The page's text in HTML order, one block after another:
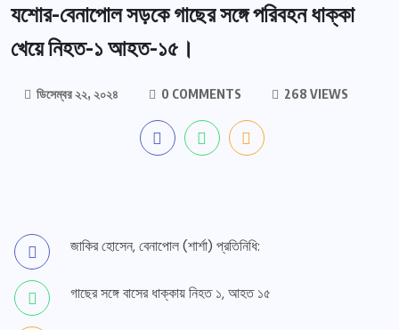
যশোর-বেনাপোল সড়কে গাছের সঙ্গে পরিবহন ধাক্কা
খেয়ে নিহত-১ আহত-১৫।
ডিসেম্বর ২২, ২০২৪ 0 COMMENTS 268 VIEWS
জাকির হোসেন, বেনাপোল (শার্শা) প্রতিনিধি:
গাছের সঙ্গে বাসের ধাক্কায় নিহত ১, আহত ১৫